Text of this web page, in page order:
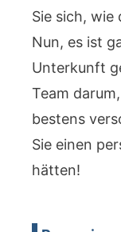
Sie sich, wie
Nun, es ist
Unterkunft
Team
bestens
Sie einen
hätten!